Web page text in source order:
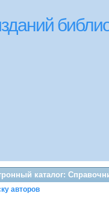
каталог:
авторов